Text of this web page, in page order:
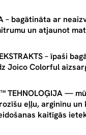
– bagātināta ar
un atjaunot
– īpaši
Joico Colorful
TEHNOLOĢIJA —
eļļu, arginīnu
kaitīgās